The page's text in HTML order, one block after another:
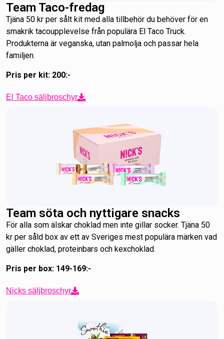
Team Taco-fredag
Tjäna 50 kr per sålt kit med alla tillbehör du behöver för en
smakrik tacoupplevelse från populära El Taco Truck.
Produkterna är veganska, utan palmolja och passar hela
familjen.
Pris per kit: 200:-
El Taco säljbroschyr
Team söta och nyttigare snacks
För alla som älskar choklad men inte gillar socker. Tjäna 50
kr per såld box av ett av Sveriges mest populära märken vad
gäller choklad, proteinbars och kexchoklad.
Pris per box: 149-169:-
Nicks säljbroschyr